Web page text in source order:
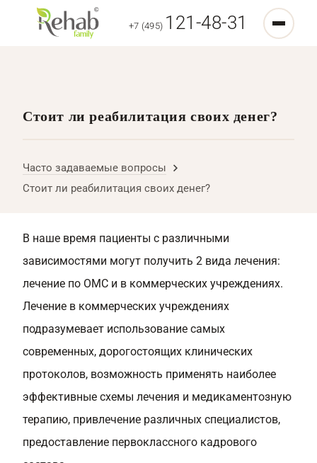
+7 (495) 121-48-31
Стоит ли реабилитация своих денег?
Часто задаваемые вопросы
Стоит ли реабилитация своих денег?
В наше время пациенты с различными
зависимостями могут получить 2 вида лечения:
лечение по ОМС и в коммерческих учреждениях.
Лечение в коммерческих учреждениях
подразумевает использование самых
современных, дорогостоящих клинических
протоколов, возможность применять наиболее
эффективные схемы лечения и медикаментозную
терапию, привлечение различных специалистов,
предоставление первоклассного кадрового